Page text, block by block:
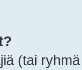
(tai